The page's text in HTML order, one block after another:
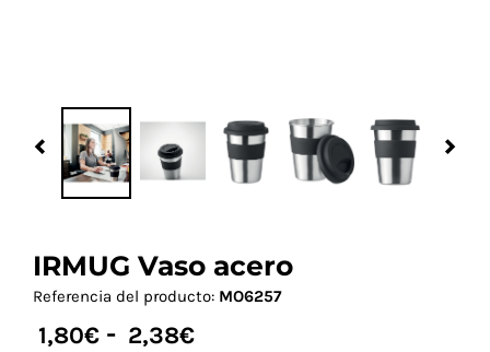
Previous
IRMUG Vaso acero
Referencia del producto: MO6257
1,80€ - 2,38€